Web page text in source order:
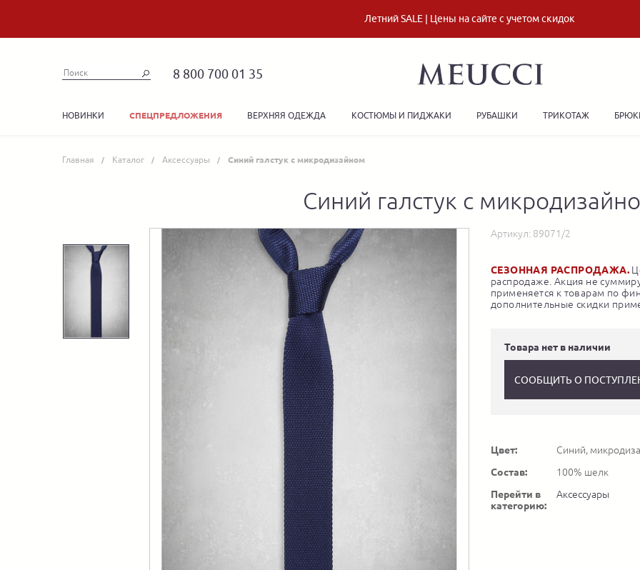
Летний SALE | Цены на сайте с учетом скидок
8 800 700 01 35
НОВИНКИ СПЕЦПРЕДЛОЖЕНИЯ ВЕРХНЯЯ ОДЕЖДА КОСТЮМЫ И ПИДЖАКИ РУБАШКИ ТРИКОТАЖ
Главная Каталог Аксессуары Синий галстук с микродизайном
Синий галстук с
Артикул: 89071/2
СЕЗОННАЯ РАСПРОДАЖА.
распродаже. Акция не
применяется к товарам по
дополнительные скидки
Товара нет в наличии
СООБЩИТЬ О
Цвет:
Синий,
Состав:
100% шелк
Перейти в
категорию:
Аксессуары